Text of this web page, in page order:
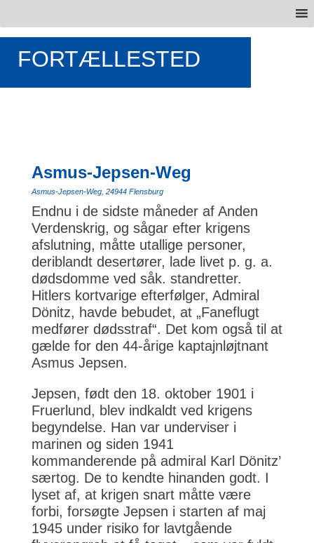
FORTÆLLESTED
Asmus-Jepsen-Weg
Asmus-Jepsen-Weg, 24944 Flensburg
Endnu i de sidste måneder af Anden
Verdenskrig, og sågar efter krigens
afslutning, måtte utallige personer,
deriblandt desertører, lade livet p. g. a.
dødsdomme ved såk. standretter.
Hitlers kortvarige efterfølger, Admiral
Dönitz, havde bebudet, at „Faneflugt
medfører dødsstraf“. Det kom også til at
gælde for den 44-årige kaptajnløjtnant
Asmus Jepsen.
Jepsen, født den 18. oktober 1901 i
Fruerlund, blev indkaldt ved krigens
begyndelse. Han var underviser i
marinen og siden 1941
kommanderende på admiral Karl Dönitz’
særtog. De to kendte hinanden godt. I
lyset af, at krigen snart måtte være
forbi, forsøgte Jepsen i starten af maj
1945 under risiko for lavtgående